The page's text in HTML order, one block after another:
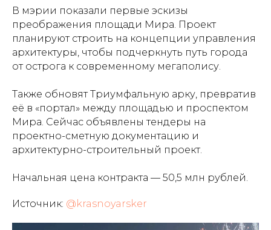
В мэрии показали первые эскизы
преображения площади Мира. Проект
планируют строить на концепции управления
архитектуры, чтобы подчеркнуть путь города
от острога к современному мегаполису.
Также обновят Триумфальную арку, превратив
её в «портал» между площадью и проспектом
Мира. Сейчас объявлены тендеры на
проектно-сметную документацию и
архитектурно-строительный проект.
Начальная цена контракта — 50,5 млн рублей.
Источник: @krasnoyarsker